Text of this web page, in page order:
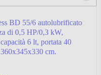
BD 55/6 autolubrificato
di 0,5 HP/0,3 kW,
6 lt, portata 40
cm.